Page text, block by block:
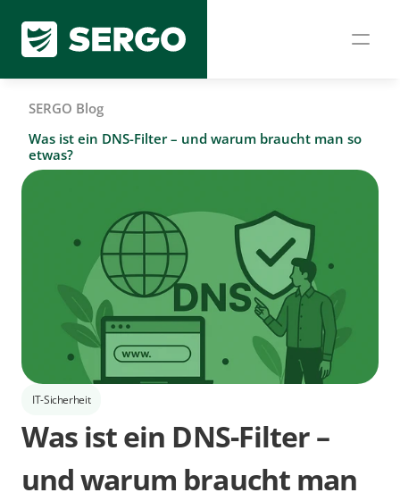
SERGO Blog
Was ist ein DNS-Filter – und warum braucht man so
etwas?
IT-Sicherheit
Was ist ein DNS-Filter –
und warum braucht man